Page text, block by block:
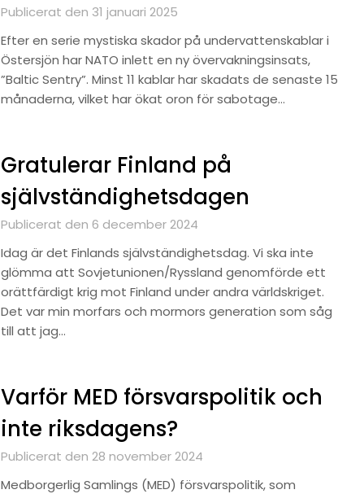
Publicerat den 31 januari 2025
Efter en serie mystiska skador på undervattenskablar i
Östersjön har NATO inlett en ny övervakningsinsats,
”Baltic Sentry”. Minst 11 kablar har skadats de senaste 15
månaderna, vilket har ökat oron för sabotage…
Gratulerar Finland på
självständighetsdagen
Publicerat den 6 december 2024
Idag är det Finlands självständighetsdag. Vi ska inte
glömma att Sovjetunionen/Ryssland genomförde ett
orättfärdigt krig mot Finland under andra världskriget.
Det var min morfars och mormors generation som såg
till att jag…
Varför MED försvarspolitik och
inte riksdagens?
Publicerat den 28 november 2024
Medborgerlig Samlings (MED) försvarspolitik, som